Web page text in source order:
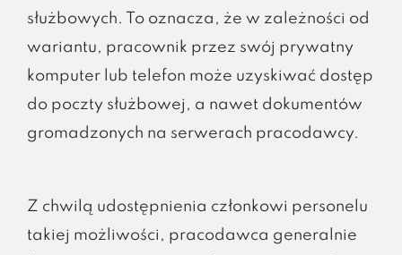
służbowych. To oznacza, że w zależności od
wariantu, pracownik przez swój prywatny
komputer lub telefon może uzyskiwać dostęp
do poczty służbowej, a nawet dokumentów
gromadzonych na serwerach pracodawcy.
Z chwilą udostępnienia członkowi personelu
takiej możliwości, pracodawca generalnie